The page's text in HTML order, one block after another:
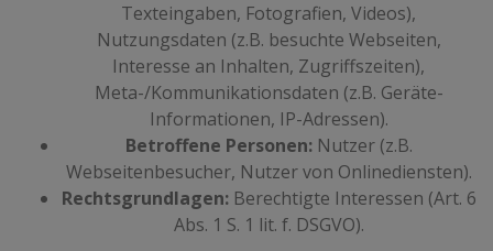
Texteingaben, Fotografien, Videos),
Nutzungsdaten (z.B. besuchte Webseiten,
Interesse an Inhalten, Zugriffszeiten),
Meta-/Kommunikationsdaten (z.B. Geräte-
Informationen, IP-Adressen).
Betroffene Personen:Nutzer (z.B.
Webseitenbesucher, Nutzer von Onlinediensten).
Rechtsgrundlagen:Berechtigte Interessen (Art. 6
Abs. 1 S. 1 lit. f. DSGVO).